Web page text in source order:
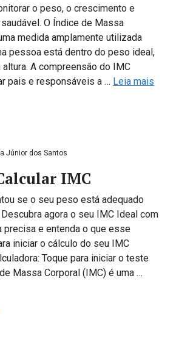
o peso, o crescimento e
O Índice de Massa
medida amplamente utilizada
pessoa está dentro do peso ideal,
A compreensão do IMC
pais e responsáveis a … Leia mais
Júnior dos Santos
IMC
se o seu peso está adequado
agora o seu IMC Ideal com
precisa e entenda o que esse
iniciar o cálculo do seu IMC
Toque para iniciar o teste
Massa Corporal (IMC) é uma …